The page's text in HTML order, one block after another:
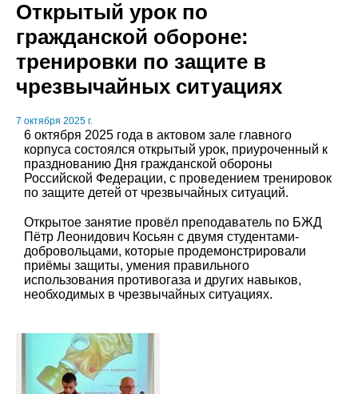
Открытый урок по
гражданской обороне:
тренировки по защите в
чрезвычайных ситуациях
7 октября 2025 г.
6 октября 2025 года в актовом зале главного
корпуса состоялся открытый урок, приуроченный к
празднованию Дня гражданской обороны
Российской Федерации, с проведением тренировок
по защите детей от чрезвычайных ситуаций.
Открытое занятие провёл преподаватель по БЖД
Пётр Леонидович Косьян с двумя студентами-
добровольцами, которые продемонстрировали
приёмы защиты, умения правильного
использования противогаза и других навыков,
необходимых в чрезвычайных ситуациях.